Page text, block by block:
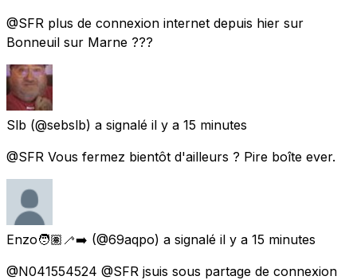
@SFR plus de connexion internet depuis hier sur
Bonneuil sur Marne ???
Slb (@sebslb) a signalé il y a 15 minutes
@SFR Vous fermez bientôt d'ailleurs ? Pire boîte ever.
Enzo🧑🏽‍🦯‍➡️ (@69aqpo) a signalé il y a 15 minutes
@N041554524 @SFR jsuis sous partage de connexion